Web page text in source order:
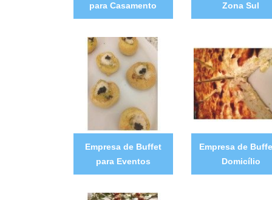
para Casamento
Zona Sul
Empresa de Buffet
para Eventos
Empresa de
Domicílio